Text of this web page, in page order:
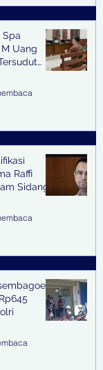
Spa
Uang
Raffi
Sidang